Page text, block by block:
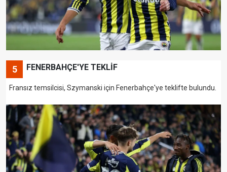
5 FENERBAHÇE'YE TEKLİF
Fransız temsilcisi, Szymanski için Fenerbahçe'ye teklifte bulundu.